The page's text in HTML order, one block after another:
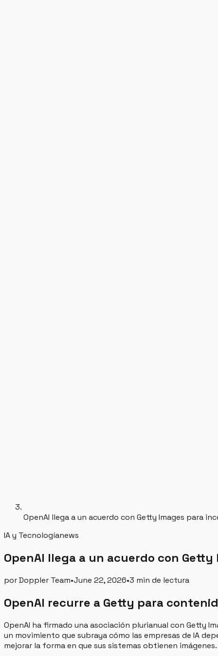
OpenAI llega a un acuerdo con Getty Images para
IA y Tecnologíanews
OpenAI llega a un acuerdo con
porDoppler Team•June 22, 2026•3 min de lectura
OpenAI recurre a Getty para
OpenAI ha firmado una asociación plurianual con Getty
un movimiento que subraya cómo las empresas de IA
mejorar la forma en que sus sistemas obtienen imágenes.